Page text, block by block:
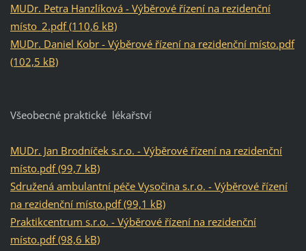
MUDr. Petra Hanzlíková - Výběrové řízení na rezidenční
místo_2.pdf (110,6 kB)
MUDr. Daniel Kobr - Výběrové řízení na rezidenční místo.pdf
(102,5 kB)
Všeobecné praktické lékařství
MUDr. Jan Brodníček s.r.o. - Výběrové řízení na rezidenční
místo.pdf (99,7 kB)
Sdružená ambulantní péče Vysočina s.r.o. - Výběrové řízení
na rezidenční místo.pdf (99,1 kB)
Praktikcentrum s.r.o. - Výběrové řízení na rezidenční
místo.pdf (98,6 kB)